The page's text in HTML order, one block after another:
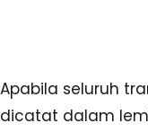
Apabila seluruh
dicatat dalam